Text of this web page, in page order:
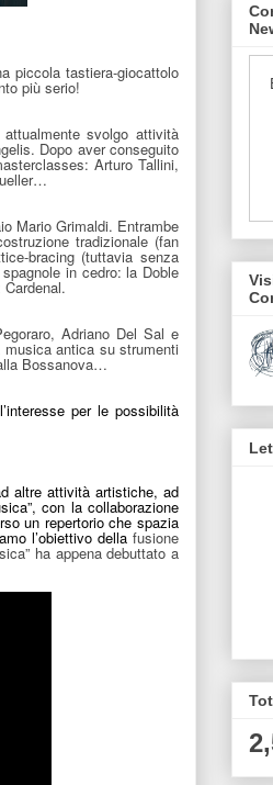
piccola tastiera-giocattolo
più serio!
svolgo attività
Dopo aver conseguito
Arturo Tallini,
Mario Grimaldi. Entrambe
tradizionale (fan
bracing (tuttavia senza
in cedro: la Doble
Adriano Del Sal e
antica su strumenti
Bossanova…
per le possibilità
altre attività artistiche, ad
con la collaborazione
un repertorio che spazia
l’obiettivo della fusione
ha appena debuttato a